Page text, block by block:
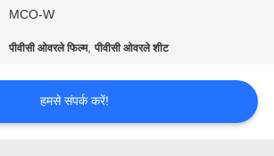
MCO-W
पीवीसी ओवरले फिल्म,पीवीसी ओवरले शीट
हमसे संपर्क करें!